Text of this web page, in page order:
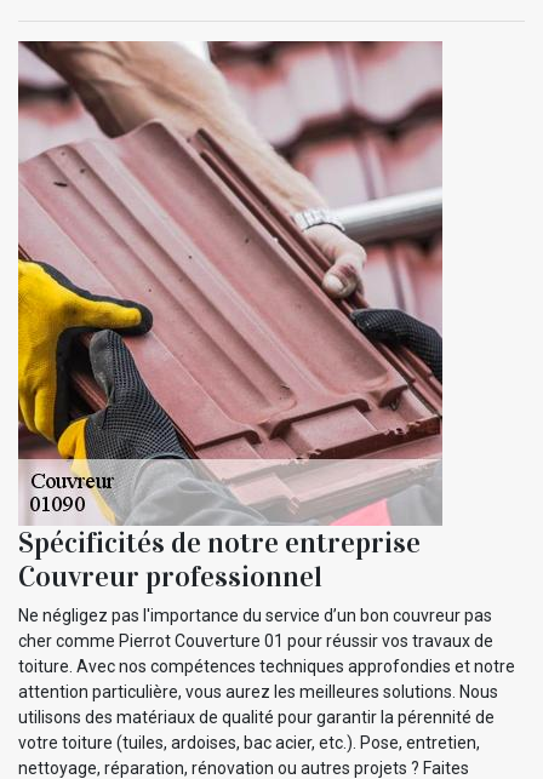
Spécificités de notre entreprise
Couvreur professionnel
Ne négligez pas l'importance du service d’un bon couvreur pas
cher comme Pierrot Couverture 01 pour réussir vos travaux de
toiture. Avec nos compétences techniques approfondies et notre
attention particulière, vous aurez les meilleures solutions. Nous
utilisons des matériaux de qualité pour garantir la pérennité de
votre toiture (tuiles, ardoises, bac acier, etc.). Pose, entretien,
nettoyage, réparation, rénovation ou autres projets ? Faites